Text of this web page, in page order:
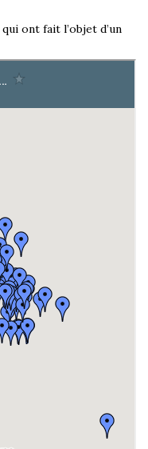
ont fait l’objet d’un